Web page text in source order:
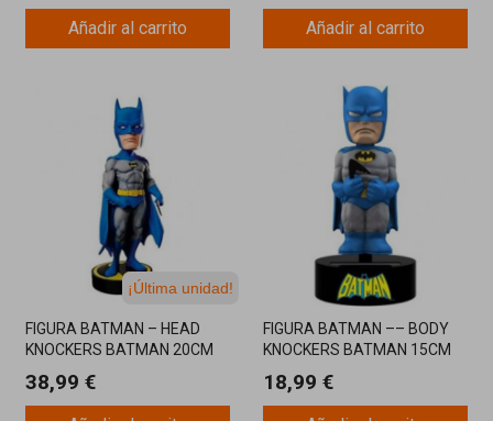
Añadir al carrito Añadir al carrito
¡Última unidad!
FIGURA BATMAN – HEAD
KNOCKERS BATMAN 20CM
38,99 €
FIGURA BATMAN –– BODY
KNOCKERS BATMAN 15CM
18,99 €